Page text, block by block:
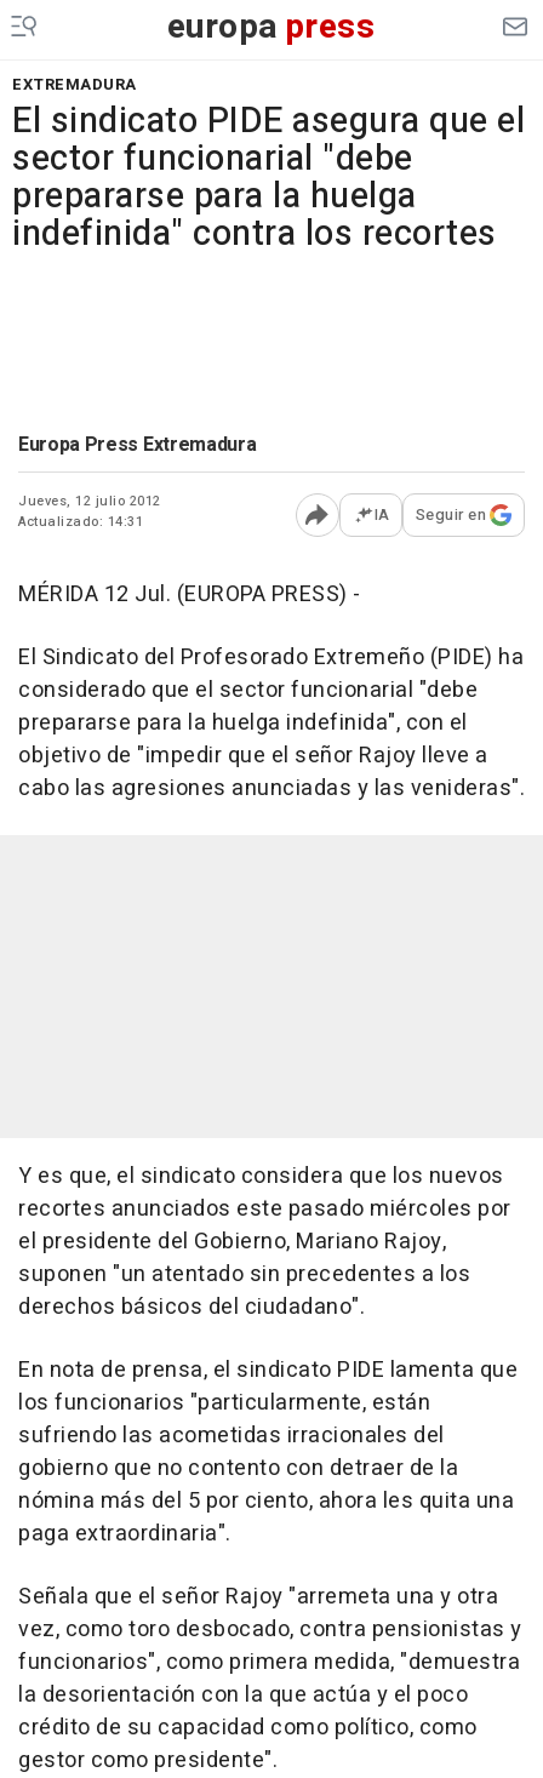
europa press
EXTREMADURA
El sindicato PIDE asegura que el
sector funcionarial "debe
prepararse para la huelga
indefinida" contra los recortes
Europa Press Extremadura
Jueves, 12 julio 2012
Actualizado: 14:31
Abrir opciones para
IA Seguir en
MÉRIDA 12 Jul. (EUROPA PRESS) -
El Sindicato del Profesorado Extremeño (PIDE) ha
considerado que el sector funcionarial "debe
prepararse para la huelga indefinida", con el
objetivo de "impedir que el señor Rajoy lleve a
cabo las agresiones anunciadas y las venideras".
Y es que, el sindicato considera que los nuevos
recortes anunciados este pasado miércoles por
el presidente del Gobierno, Mariano Rajoy,
suponen "un atentado sin precedentes a los
derechos básicos del ciudadano".
En nota de prensa, el sindicato PIDE lamenta que
los funcionarios "particularmente, están
sufriendo las acometidas irracionales del
gobierno que no contento con detraer de la
nómina más del 5 por ciento, ahora les quita una
paga extraordinaria".
Señala que el señor Rajoy "arremeta una y otra
vez, como toro desbocado, contra pensionistas y
funcionarios", como primera medida, "demuestra
la desorientación con la que actúa y el poco
crédito de su capacidad como político, como
gestor como presidente".